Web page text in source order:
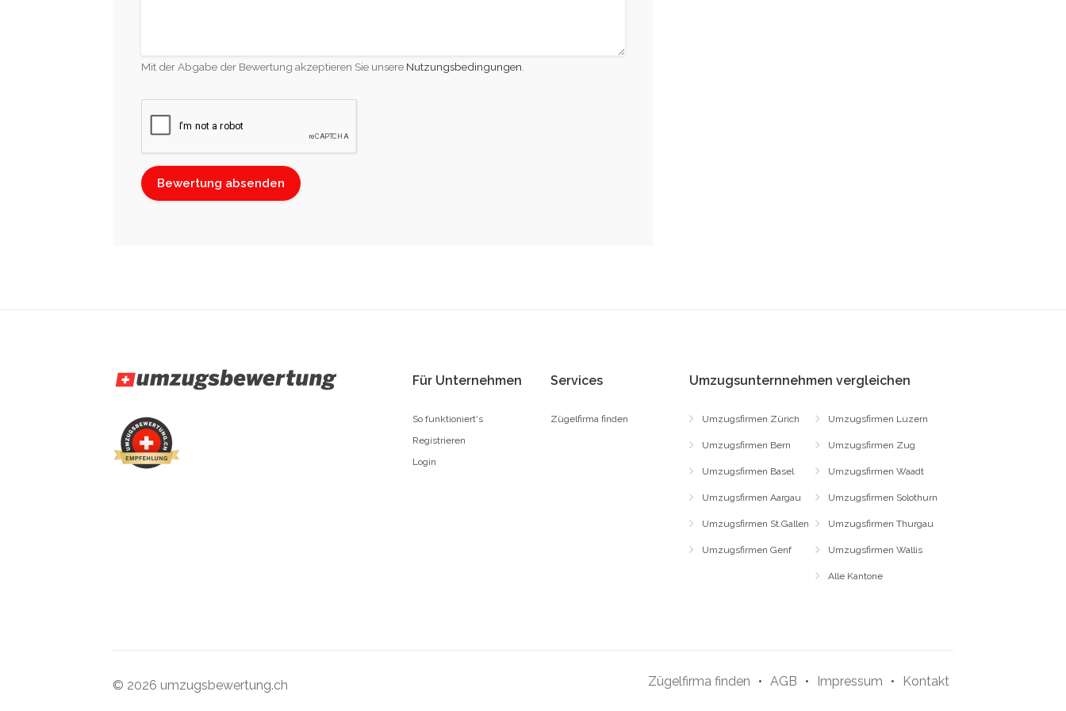
Mit der Abgabe der Bewertung akzeptieren Sie unsere Nutzungsbedingungen
Für Unternehmen
So funktioniert's
Registrieren
Login
Services
Zügelfirma finden
Umzugsunternnehmen vergleichen
Umzugsfirmen Zürich
Umzugsfirmen Bern
Umzugsfirmen Basel
Umzugsfirmen Aargau
Umzugsfirmen St.Gallen
Umzugsfirmen Genf
Umzugsfirmen Luzern
Umzugsfirmen Zug
Umzugsfirmen Waadt
Umzugsfirmen Solothurn
Umzugsfirmen Thurgau
Umzugsfirmen Wallis
Alle Kantone
© 2026 umzugsbewertung.ch Zügelfirma finden • AGB • Impressum • Kontakt